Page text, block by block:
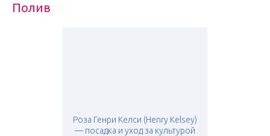
Полив
Роза Генри Келси (Henry Kelsey)
— посадка и уход за культурой